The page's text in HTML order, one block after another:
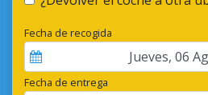
Fecha de recogida
Jueves, 06
Fecha de entrega